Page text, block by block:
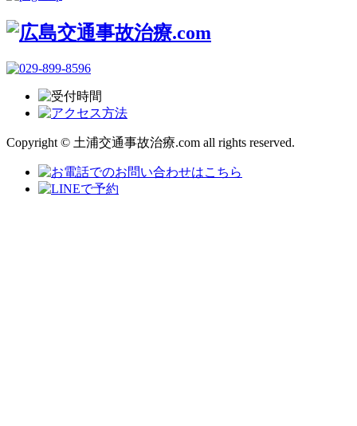
Copyright © 土浦交通事故治療.com all rights reserved.